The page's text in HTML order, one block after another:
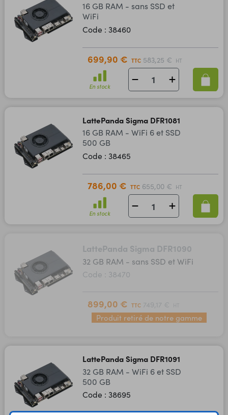
16 GB RAM - sans SSD et
WiFi
Code : 38460
699,90 € TTC 583,25 € HT
En stock
LattePanda Sigma DFR1081
16 GB RAM - WiFi 6 et SSD
500 GB
Code : 38465
786,00 € TTC 655,00 € HT
En stock
LattePanda Sigma DFR1090
32 GB RAM - sans SSD et WiFi
Code : 38470
899,00 € TTC 749,17 € HT
Produit retiré de notre gamme
LattePanda Sigma DFR1091
32 GB RAM - WiFi 6 et SSD
500 GB
Code : 38695